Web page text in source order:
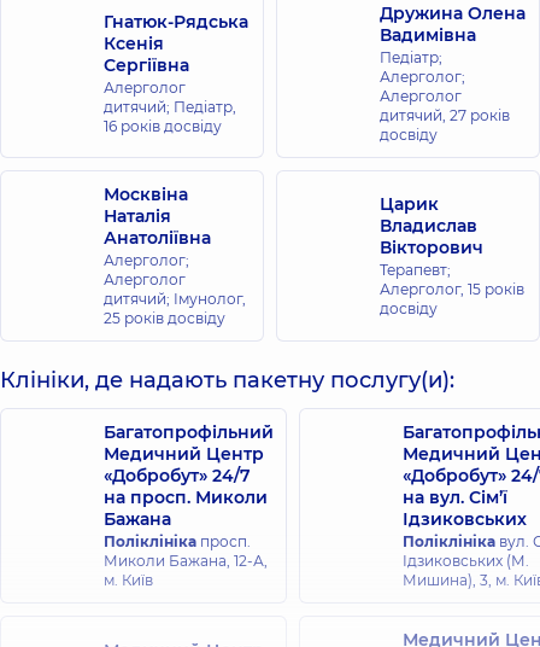
Гнатюк-Рядська
Ксенія
Сергіївна
Алерголог
дитячий; Педіатр,
16 років досвіду
Дружина Олена
Вадимівна
Педіатр;
Алерголог;
Алерголог
дитячий, 27 років
досвіду
Москвіна
Наталія
Анатоліївна
Алерголог;
Алерголог
дитячий; Імунолог,
25 років досвіду
Царик
Владислав
Вікторович
Терапевт;
Алерголог, 15 років
досвіду
Клініки, де надають пакетну послугу(и):
Багатопрофільний
Медичний Центр
«Добробут» 24/7
на просп. Миколи
Бажана
Поліклініка просп.
Миколи Бажана, 12-А,
м. Київ
Медичний
«Добробут»
на вул. Сім’ї
Ідзиковських
Поліклініка вул.
Ідзиковських (М.
Мишина), 3, м.
Медичний